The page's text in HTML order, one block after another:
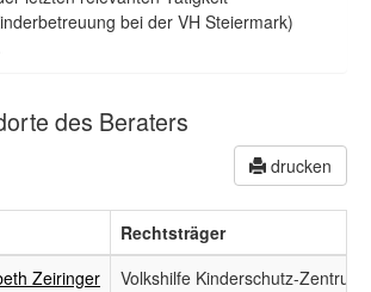
bei der VH Steiermark)
des Beraters
drucken
Rechtsträger
Zeiringer
Volkshilfe Kinderschutz-Zentrum